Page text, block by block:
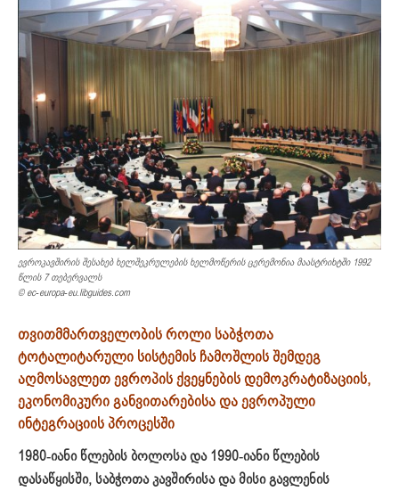
ევროკავშირის შესახებ ხელშეკრულების ხელმოწერის ცერემონია მაასტრიხტში 1992
წლის 7 თებერვალს
© ec-europa-eu.libguides.com
თვითმმართველობის როლი საბჭოთა
ტოტალიტარული სისტემის ჩამოშლის შემდეგ
აღმოსავლეთ ევროპის ქვეყნების დემოკრატიზაციის,
ეკონომიკური განვითარებისადა ევროპული
ინტეგრაციის პროცესში
1980-იანი წლების ბოლოსა და 1990-იანი წლების
დასაწყისში, საბჭოთა კავშირისა და მისი გავლენის